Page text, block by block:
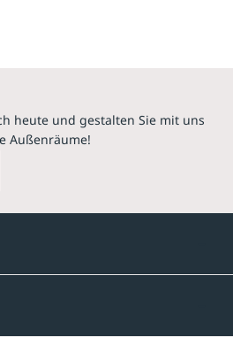
heute und gestalten Sie mit uns
Außenräume!